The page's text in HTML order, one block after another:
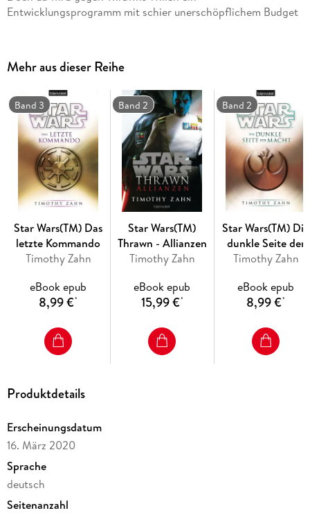
Entwicklungsprogramm mit schier unerschöpflichem Budget
Spiel. Denn was ist schon seine Meisterschaft in der Schlacht
gegen einen planetenvernichtenden Todesstern?
Mehr aus dieser Reihe
Band 3
Star Wars(TM) Das
letzte Kommando
Timothy Zahn
eBook epub
8,99 €*
Band 2
Star Wars(TM)
Thrawn - Allianzen
Timothy Zahn
eBook epub
15,99 €*
Band 2
Star Wars(TM) Die
dunkle Seite der
Macht
Timothy Zahn
eBook epub
8,99 €*
Produktdetails
Erscheinungsdatum
16. März 2020
Sprache
deutsch
Seitenanzahl